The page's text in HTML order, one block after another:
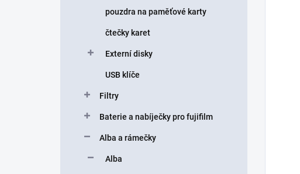
pouzdra na paměťové karty
čtečky karet
Externí disky
USB klíče
Filtry
Baterie a nabíječky pro fujifilm
Alba a rámečky
Alba